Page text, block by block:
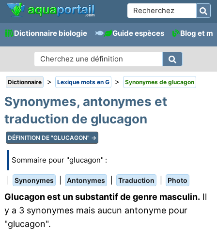
Dictionnaire biologie Guide espèces Blog et
Dictionnaire > Lexique mots en G > Synonymes de glucagon
Synonymes, antonymes et
traduction de glucagon
DÉFINITION DE "GLUCAGON" →
Sommaire pour "glucagon" :
Synonymes Antonymes Traduction Photo
Glucagon est un substantif de genre masculin. Il
y a 3 synonymes mais aucun antonyme pour
"glucagon".